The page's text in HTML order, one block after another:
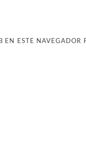
ESTE NAVEGADOR